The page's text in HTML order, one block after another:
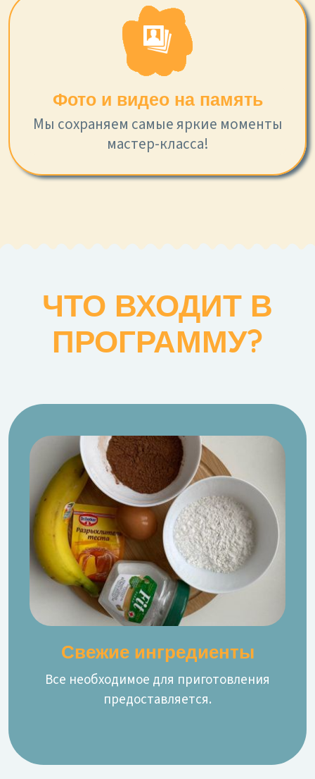
Фото и видео на память
Мы сохраняем самые яркие моменты
мастер-класса!
ЧТО ВХОДИТ В
ПРОГРАММУ?
Свежие ингредиенты
Все необходимое для приготовления
предоставляется.